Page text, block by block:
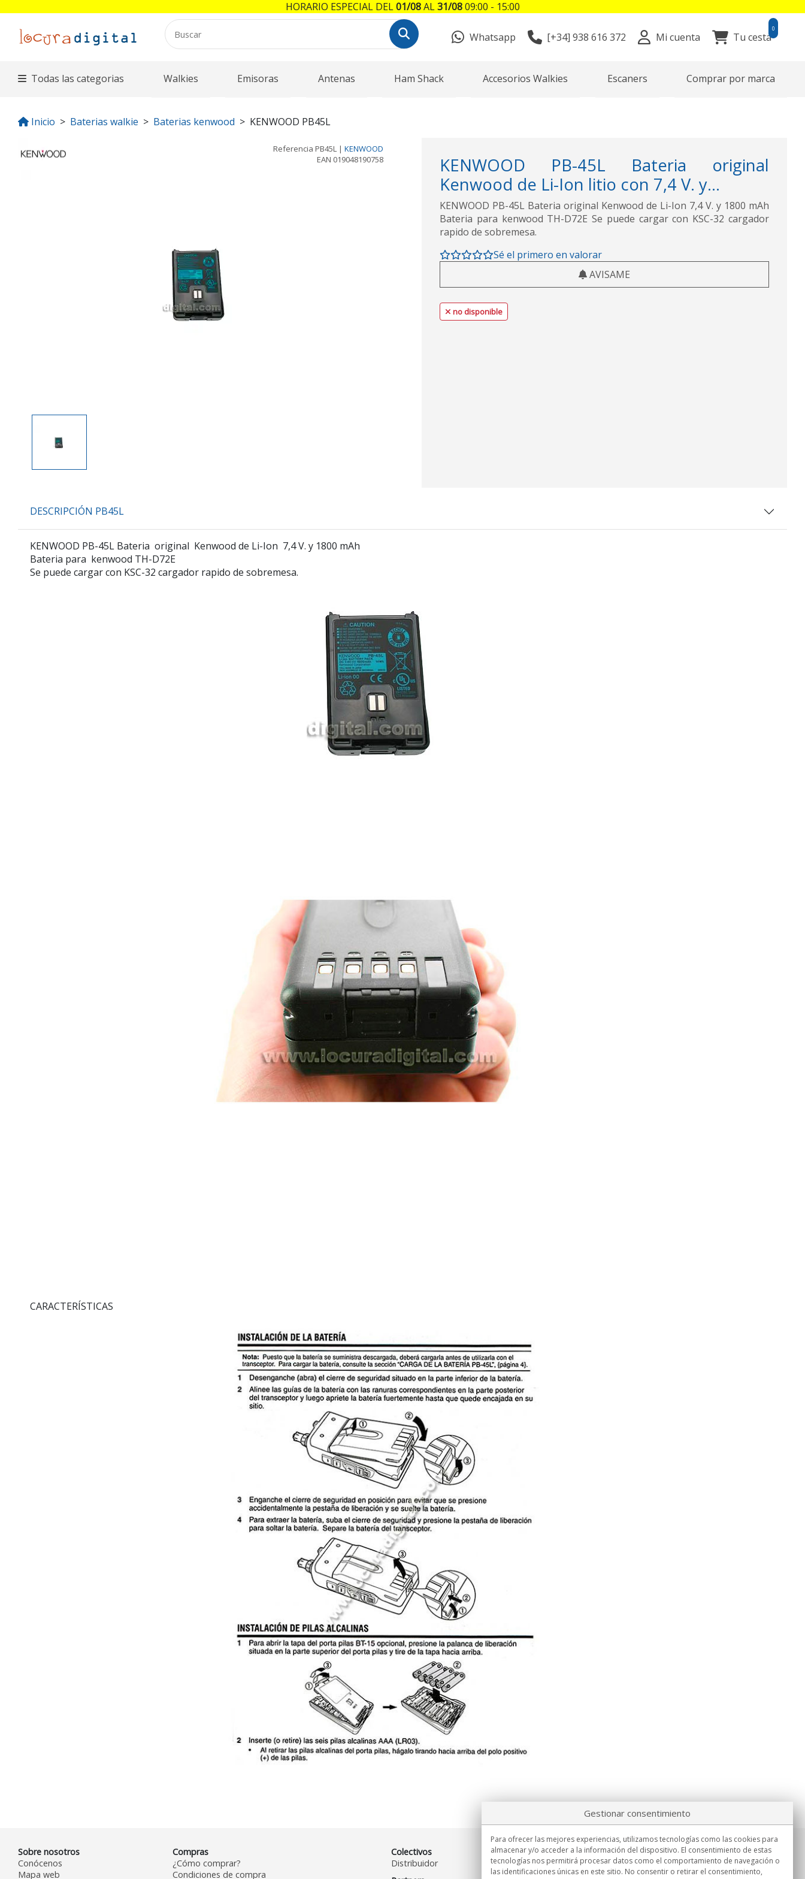
Whatsapp [+34] 938 616 372 Mi cuenta Tu cesta
0
Todas las categorias Walkies Emisoras Antenas Ham Shack Accesorios Walkies Escaners Comprar por marca
Inicio Baterias walkie Baterias kenwood KENWOOD PB45L
Referencia PB45L | KENWOOD
EAN 019048190758
KENWOOD PB-45L Bateria original
Kenwood de Li-Ion litio con 7,4 V. y...
KENWOOD PB-45L Bateria original Kenwood de Li-Ion 7,4 V. y 1800 mAh
Bateria para kenwood TH-D72E Se puede cargar con KSC-32 cargador
rapido de sobremesa.
Sé el primero en valorar
AVISAME
no disponible
DESCRIPCIÓN PB45L
KENWOOD PB-45L Bateria original Kenwood de Li-Ion 7,4 V. y 1800 mAh
Bateria para kenwood TH-D72E
Se puede cargar con KSC-32 cargador rapido de sobremesa.
CARACTERÍSTICAS
Sobre nosotros
Conócenos
Mapa web
Compras
¿Cómo comprar?
Condiciones de compra
Colectivos
Distribuidor
Información
Lu.-Vi. 9:00h - 15:00h.
Entrega en
Gestionar consentimiento
Para ofrecer las mejores experiencias, utilizamos tecnologías como las cookies para
almacenar y/o acceder a la información del dispositivo. El consentimiento de estas
tecnologías nos permitirá procesar datos como el comportamiento de navegación o
las identificaciones únicas en este sitio. No consentir o retirar el consentimiento,
HORARIO ESPECIAL DEL01/08AL31/0809:00 - 15:00